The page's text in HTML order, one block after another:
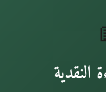
النقدية